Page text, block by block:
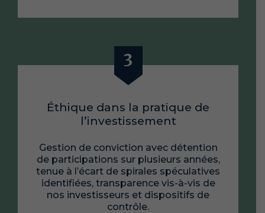
Éthique dans la pratique de
l’investissement
Gestion de conviction avec détention
de participations sur plusieurs années,
tenue à l’écart de spirales spéculatives
identifiées, transparence vis-à-vis de
nos investisseurs et dispositifs de
contrôle.